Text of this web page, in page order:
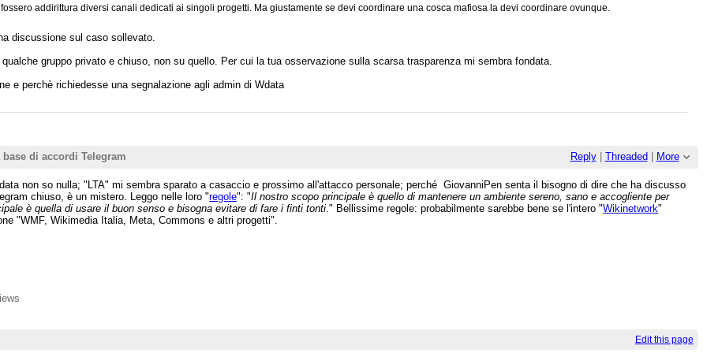
addirittura diversi canali dedicati ai singoli progetti. Ma giustamente se devi coordinare una cosca mafiosa la devi coordinare ovunque.
discussione sul caso sollevato.
gruppo privato e chiuso, non su quello. Per cui la tua osservazione sulla scarsa trasparenza mi sembra fondata.
e perchè richiedesse una segnalazione agli admin di Wdata
Reply| Threaded More
di accordi Telegram
non so nulla; "LTA" mi sembra sparato a casaccio e prossimo all'attacco personale; perché GiovanniPen senta il bisogno di dire che ha discusso
chiuso, è un mistero. Leggo nelle loro "regole": "Il nostro scopo principale è quello di mantenere un ambiente sereno, sano e accogliente per
è quella di usare il buon senso e bisogna evitare di fare i finti tonti." Bellissime regole: probabilmente sarebbe bene se l'intero "Wikinetwork"
"WMF, Wikimedia Italia, Meta, Commons e altri progetti".
Edit this page